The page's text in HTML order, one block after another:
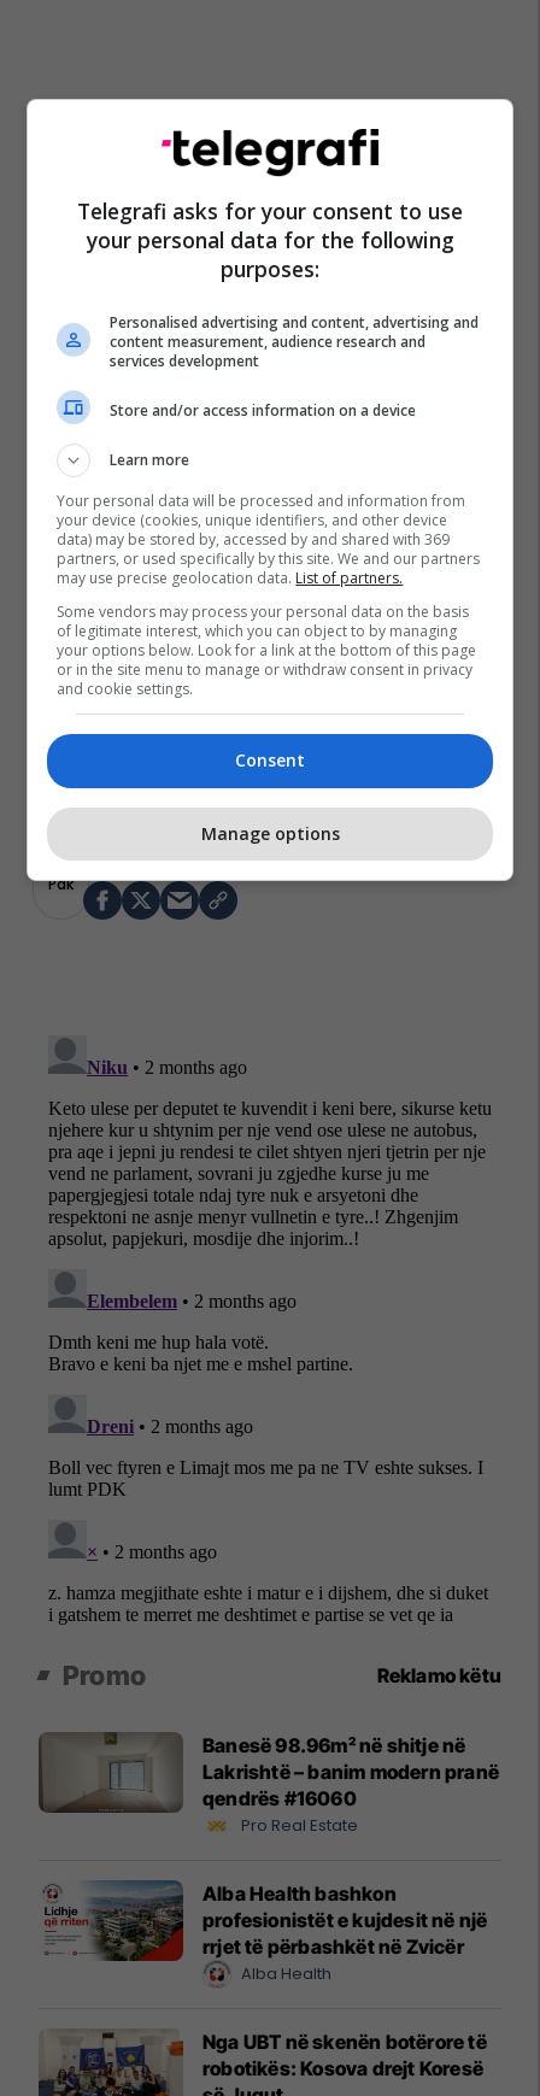
Pdk
Promo Reklamo këtu
Banesë 98.96m² në shitje në
Lakrishtë – banim modern pranë
qendrës #16060
Pro Real Estate
Alba Health bashkon
profesionistët e kujdesit në një
rrjet të përbashkët në Zvicër
Alba Health
Nga UBT në skenën botërore të
robotikës: Kosova drejt Koresë
Telegrafi asks for your consent to use
your personal data for the following
purposes:
Personalised advertising and content, advertising and
content measurement, audience research and
services development
Store and/or access information on a device
Learn more
Your personal data will be processed and information from
your device (cookies, unique identifiers, and other device
data) may be stored by, accessed by and shared with 369
partners, or used specifically by this site. We and our partners
may use precise geolocation data. List of partners.
Some vendors may process your personal data on the basis
of legitimate interest, which you can object to by managing
your options below. Look for a link at the bottom of this page
or in the site menu to manage or withdraw consent in privacy
and cookie settings.
Consent
Manage options